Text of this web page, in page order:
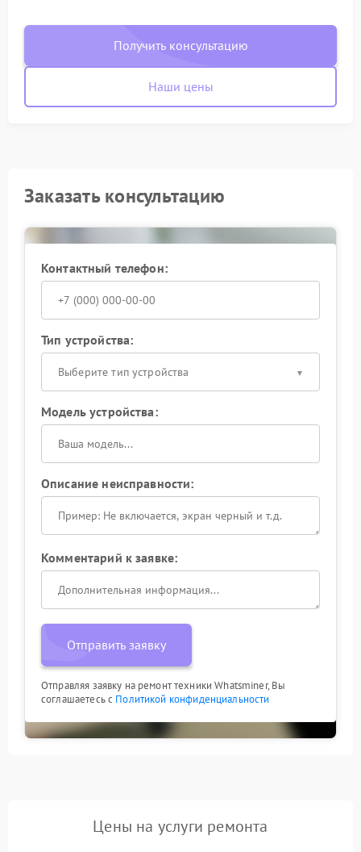
Получить консультацию
Наши цены
Заказать консультацию
Контактный телефон:
Тип устройства:
Выберите тип устройства
Модель устройства:
Описание неисправности:
Комментарий к заявке:
Отправить заявку
Отправляя заявку на ремонт техники Whatsminer, Вы
соглашаетесь с Политикой конфиденциальности
Цены на услуги ремонта